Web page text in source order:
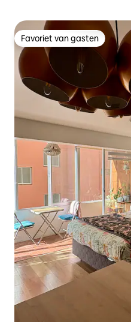
Favoriet van gasten
Favoriet van gasten